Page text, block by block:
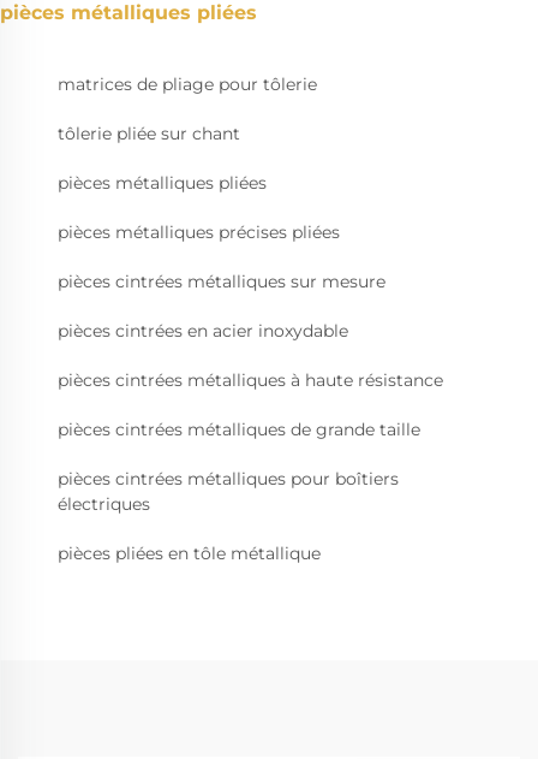
pièces métalliques pliées
matrices de pliage pour tôlerie
tôlerie pliée sur chant
pièces métalliques pliées
pièces métalliques précises pliées
pièces cintrées métalliques sur mesure
pièces cintrées en acier inoxydable
pièces cintrées métalliques à haute résistance
pièces cintrées métalliques de grande taille
pièces cintrées métalliques pour boîtiers
électriques
pièces pliées en tôle métallique